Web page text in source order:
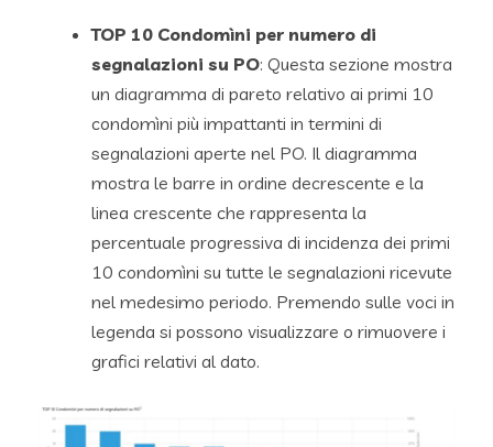
TOP 10 Condomìni per numero di
segnalazioni su PO: Questa sezione mostra
un diagramma di pareto relativo ai primi 10
condomìni più impattanti in termini di
segnalazioni aperte nel PO. Il diagramma
mostra le barre in ordine decrescente e la
linea crescente che rappresenta la
percentuale progressiva di incidenza dei primi
10 condomìni su tutte le segnalazioni ricevute
nel medesimo periodo. Premendo sulle voci in
legenda si possono visualizzare o rimuovere i
grafici relativi al dato.